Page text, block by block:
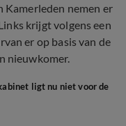
Kamerleden nemen er
krijgt volgens een
er op basis van de
nieuwkomer.
ligt nu niet voor de